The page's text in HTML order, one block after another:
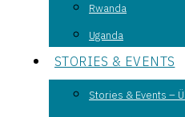
Rwanda
Uganda
STORIES & EVENTS
Stories & Events –